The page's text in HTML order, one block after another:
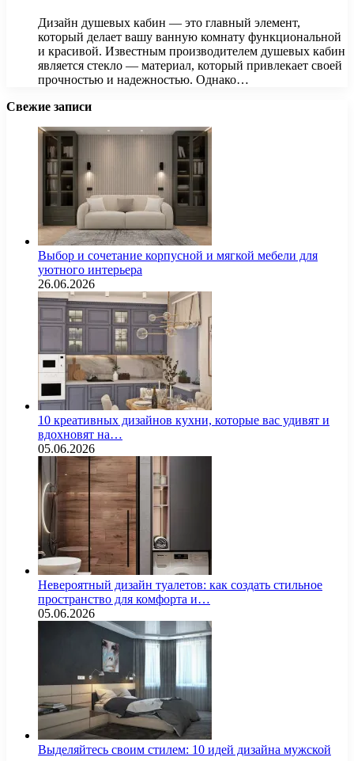
Дизайн душевых кабин — это главный элемент,
который делает вашу ванную комнату функциональной
и красивой. Известным производителем душевых кабин
является стекло — материал, который привлекает своей
прочностью и надежностью. Однако…
Свежие записи
Выбор и сочетание корпусной и мягкой мебели для
уютного интерьера
26.06.2026
10 креативных дизайнов кухни, которые вас удивят и
вдохновят на…
05.06.2026
Невероятный дизайн туалетов: как создать стильное
пространство для комфорта и…
05.06.2026
Выделяйтесь своим стилем: 10 идей дизайна мужской